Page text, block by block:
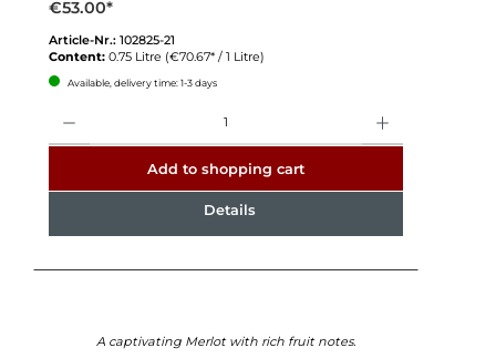
€53.00*
Article-Nr.: 102825-21
Content: 0.75 Litre (€70.67* / 1 Litre)
Available, delivery time: 1-3 days
Add to shopping cart
Details
A captivating Merlot with rich fruit notes.